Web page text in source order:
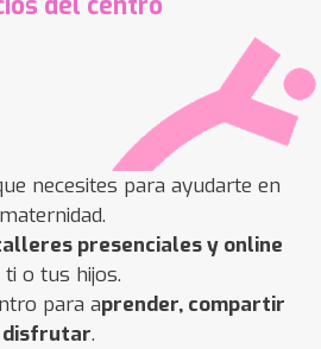
necesites para ayudarte en
presenciales y online
ti o tus hijos.
para aprender, compartir
.